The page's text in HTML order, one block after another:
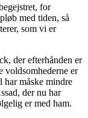
for
med tiden, så
som vi er
der efterhånden er
er
har måske mindre
der nu har
er med ham.